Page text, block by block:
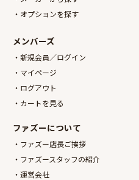
オプションを探す
メンバーズ
新規会員／ログイン
マイページ
ログアウト
カートを見る
ファズーについて
ファズー店長ご挨拶
ファズースタッフの紹介
運営会社